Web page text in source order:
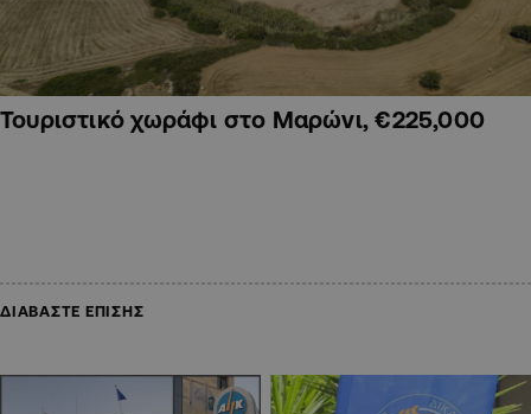
Τουριστικό χωράφι στο Μαρώνι, €225,000
ΔΙΑΒΑΣΤΕ ΕΠΙΣΗΣ